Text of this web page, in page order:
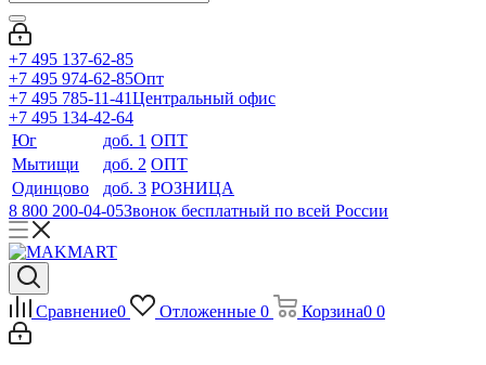
+7 495 137-62-85
+7 495 974-62-85Опт
+7 495 785-11-41Центральный офис
+7 495 134-42-64
Юг
доб. 1 ОПТ
Мытищи
доб. 2 ОПТ
Одинцово
доб. 3 РОЗНИЦА
8 800 200-04-05Звонок бесплатный по всей России
Сравнение0 Отложенные 0 Корзина0 0